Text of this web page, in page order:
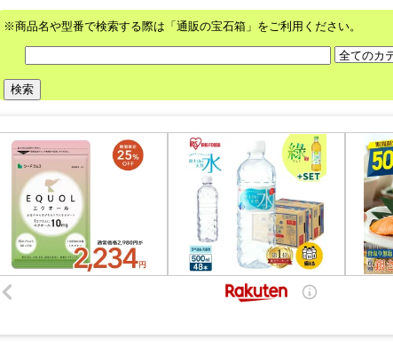
※商品名や型番で検索する際は「通販の宝石箱」をご利用ください。